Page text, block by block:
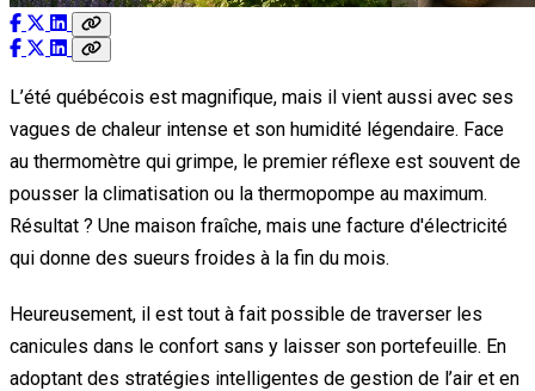
L’été québécois est magnifique, mais il vient aussi avec ses
vagues de chaleur intense et son humidité légendaire. Face
au thermomètre qui grimpe, le premier réflexe est souvent de
pousser la climatisation ou la thermopompe au maximum.
Résultat ? Une maison fraîche, mais une facture d'électricité
qui donne des sueurs froides à la fin du mois.
Heureusement, il est tout à fait possible de traverser les
canicules dans le confort sans y laisser son portefeuille. En
adoptant des stratégies intelligentes de gestion de l’air et en